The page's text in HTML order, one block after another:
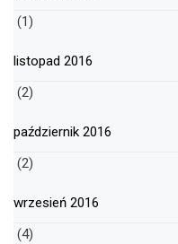
(1)
listopad 2016
(2)
październik 2016
(2)
wrzesień 2016
(4)